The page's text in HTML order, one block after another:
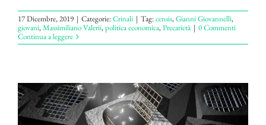
17 Dicembre, 2019 | Categorie:Crinali | Tag:censis,Gianni Giovannelli,
giovani,Massimiliano Valerii,politica economica,Precarietà | 0 Commenti
Continua a leggere